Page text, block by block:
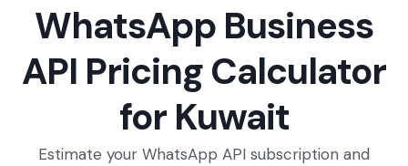
WhatsApp Business
API Pricing Calculator
for Kuwait
Estimate your WhatsApp API subscription and